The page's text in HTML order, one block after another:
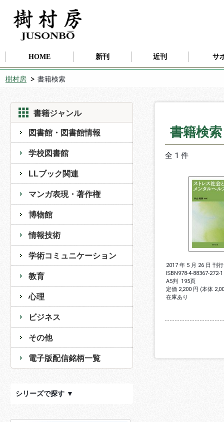
HOME 新刊 近刊 サ
樹村房 書籍検索
書籍ジャンル
図書館・図書館情報
学校図書館
LLブック関連
マンガ表現・著作権
博物館
情報技術
学術コミュニケーション
教育
心理
ビジネス
その他
電子版配信銘柄一覧
シリーズで探す ▼
書籍検
全 1 件
2017 年 5 月 26 日 刊行
ISBN978-4-88367-272-1
A5判 195頁
定価 2,200 円 (本体
在庫あり